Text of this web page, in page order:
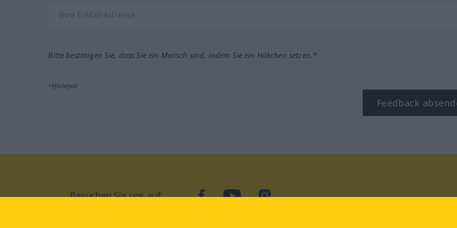
Bitte bestätigen Sie, dass Sie ein Mensch sind, indem Sie ein Häkchen setzen.*
*Pflichtfeld
Feedback
Besuchen Sie uns auf: facebookYouTubeInstagram